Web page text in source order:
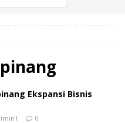
Ekspansi Bisnis
0